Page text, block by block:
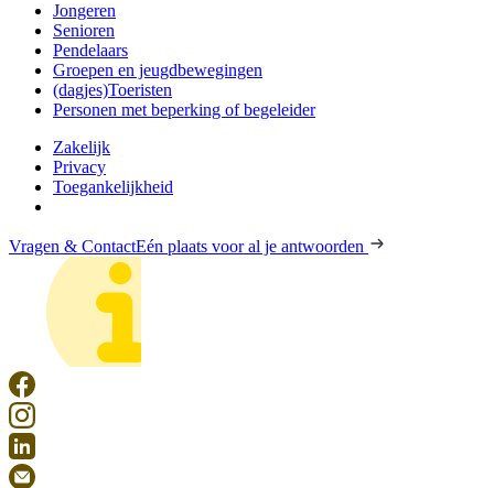
Jongeren
Senioren
Pendelaars
Groepen en jeugdbewegingen
(dagjes)Toeristen
Personen met beperking of begeleider
Zakelijk
Privacy
Toegankelijkheid
Vragen & ContactEén plaats voor al je antwoorden